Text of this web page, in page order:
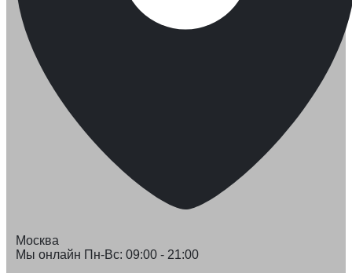
Москва
Мы онлайн Пн-Вс: 09:00 - 21:00